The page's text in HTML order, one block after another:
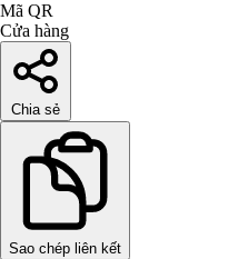
Mã QR
Cửa hàng
Chia sẻ
Sao chép liên kết